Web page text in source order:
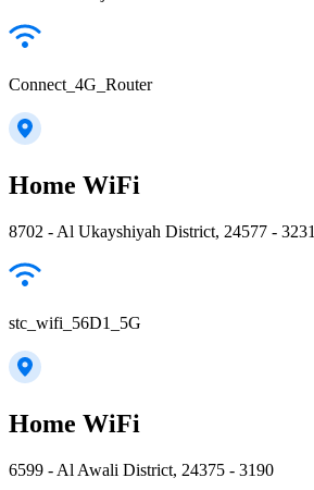
Connect_4G_Router
Home WiFi
8702 - Al Ukayshiyah District, 24577 - 3231
stc_wifi_56D1_5G
Home WiFi
6599 - Al Awali District, 24375 - 3190